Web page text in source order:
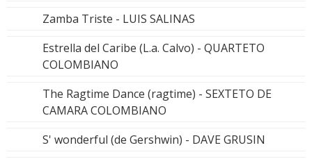
Zamba Triste - LUIS SALINAS
Estrella del Caribe (L.a. Calvo) - QUARTETO
COLOMBIANO
The Ragtime Dance (ragtime) - SEXTETO DE
CAMARA COLOMBIANO
S' wonderful (de Gershwin) - DAVE GRUSIN